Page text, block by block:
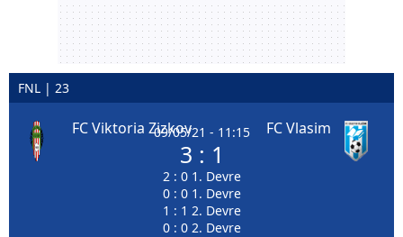
FNL | 23
FC Viktoria Zizkov09/05/21 - 11:15
3 : 1
2 : 0 1. Devre
0 : 0 1. Devre
1 : 1 2. Devre
0 : 0 2. Devre
FC Vlasim